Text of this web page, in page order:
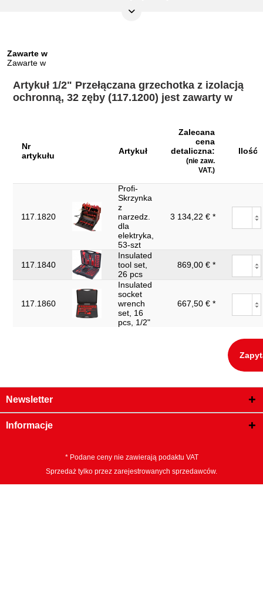
opakowaniowa:
w calach:
Materiał1: Delikatny chrom wanad stal
Szerokość opakowania
mm:
750
Wysokość gł. (A): 88.0
Zwroty nie są
Tak
izolacja zanurzeniowa zgodnie z DIN
3120 - ISO 60900
Zawarte w
Zawarte w
Artykuł 1/2" Przełączana grzechotka z izolacją
ochronną, 32 zęby (117.1200) jest zawarty w
Nr
artykułu
Artykuł
Zalecana
cena
detaliczna:
(nie zaw.
VAT.)
Ilość
117.1820
Profi-
Skrzynka
z
narzedz.
dla
elektryka,
53-szt
3 134,22 € *
117.1840
Insulated
tool set,
26 pcs
869,00 € *
117.1860
Insulated
socket
wrench
set, 16
pcs, 1/2"
667,50 € *
Newsletter
Informacje
* Podane ceny nie zawierają podaktu VAT
Sprzedaż tylko przez zarejestrowanych sprzedawców.